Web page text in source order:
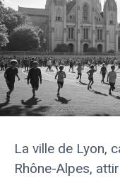
La ville de Lyon,
Rhône-Alpes,